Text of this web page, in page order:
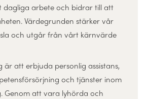
dagliga arbete och bidrar till att
Värdegrunden stärker vår
och utgår från vårt kärnvärde
är att erbjuda personlig assistans,
och tjänster inom
Genom att vara lyhörda och